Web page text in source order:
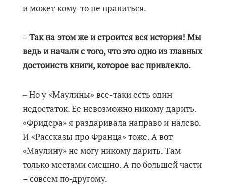
и может кому-то не нравиться.
‒ Так на этом же и строится вся история! Мы
ведь и начали с того, что это одно из главных
достоинств книги, которое вас привлекло.
‒ Но у «Маулины» все-таки есть один
недостаток. Ее невозможно никому дарить.
«Фридера» я раздаривала направо и налево.
И «Рассказы про Франца» тоже. А вот
«Маулину» не могу никому дарить. Там
только местами смешно. А по большей части
– совсем по-другому.